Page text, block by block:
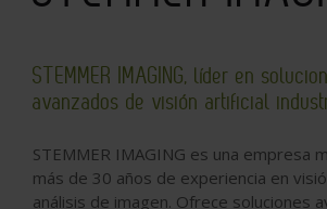
STEMMER IMAGING, líder en
avanzados de visión artificial
STEMMER IMAGING es una empresa
más de 30 años de experiencia en
análisis de imagen. Ofrece soluciones